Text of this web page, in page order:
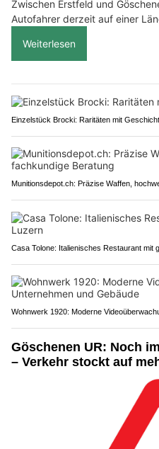
Zwischen Erstfeld und
Autofahrer derzeit auf einer
Weiterlesen
Einzelstück Brocki: Raritäten mit
Munitionsdepot.ch: Präzise Waffen,
Casa Tolone: Italienisches Restaurant mit
Wohnwerk 1920: Moderne
Göschenen UR: Noch
– Verkehr stockt auf